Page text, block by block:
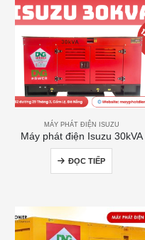
MÁY PHÁT ĐIỆN ISUZU
Máy phát điện Isuzu 30kVA
ĐỌC TIẾP